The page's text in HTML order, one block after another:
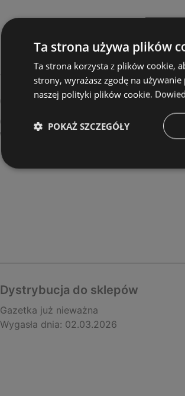
Oferta dla gastronomii
Gazetka już nieważna
Wygasła dnia:
Dystrybucja do sklepów
Gazetka już nieważna
Wygasła dnia: 02.03.2026
Ta strona używa plików
Ta strona korzysta z plików cookie,
strony, wyrażasz zgodę na
naszej polityki plików cookie.
POKAŻ SZCZEGÓŁY